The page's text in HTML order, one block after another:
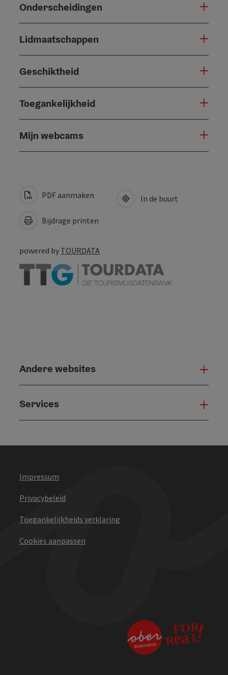
Onderscheidingen
Lidmaatschappen
Geschiktheid
Toegankelijkheid
Mijn webcams
PDF aanmaken
Bijdrage printen
In de buurt
powered by TOURDATA
Andere websites
Services
Impressum
Privacybeleid
Toegankelijkheids verklaring
Cookies aanpassen